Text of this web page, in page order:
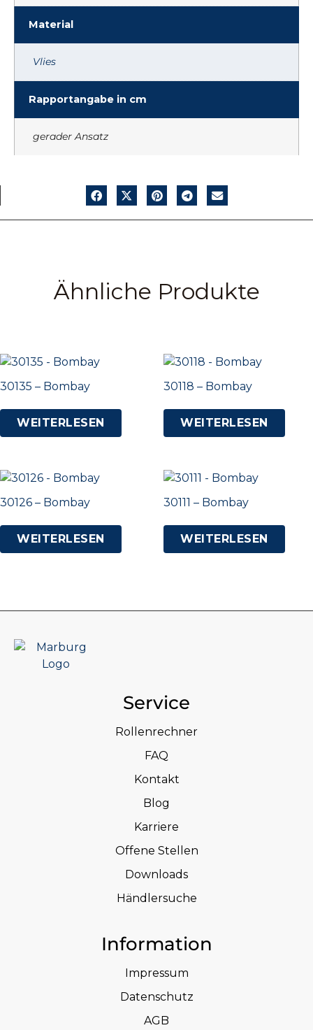
Material
Vlies
Rapportangabe in cm
gerader Ansatz
Ähnliche Produkte
30135 – Bombay
WEITERLESEN
30118 – Bombay
WEITERLESEN
30126 – Bombay
WEITERLESEN
30111 – Bombay
WEITERLESEN
Service
Rollenrechner
FAQ
Kontakt
Blog
Karriere
Offene Stellen
Downloads
Händlersuche
Information
Impressum
Datenschutz
AGB